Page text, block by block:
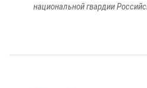
национальной гвардии